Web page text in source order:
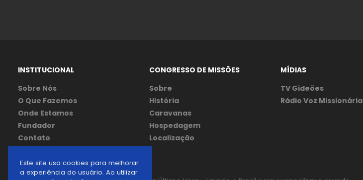
Este site usa cookies para melhorar
a experiência do usuário. Ao utilizar
INSTITUCIONAL
Sobre Nós
O Que Fazemos
Onde Estamos
Fundador
Contato
CONGRESSO DE MISSÕES
Sobre
História
Caravanas
Hospedagem
Localização
MÍDIAS
TV Gideões
Rádio Voz Missionária